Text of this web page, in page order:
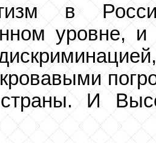
в
уровне,
И